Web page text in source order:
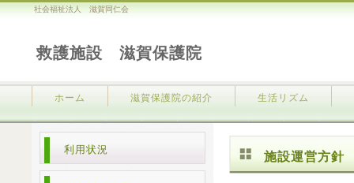
社会福祉法人 滋賀同仁会
救護施設 滋賀保護院
ホーム 滋賀保護院の紹介 生活リズム
施設運営方針
利用状況